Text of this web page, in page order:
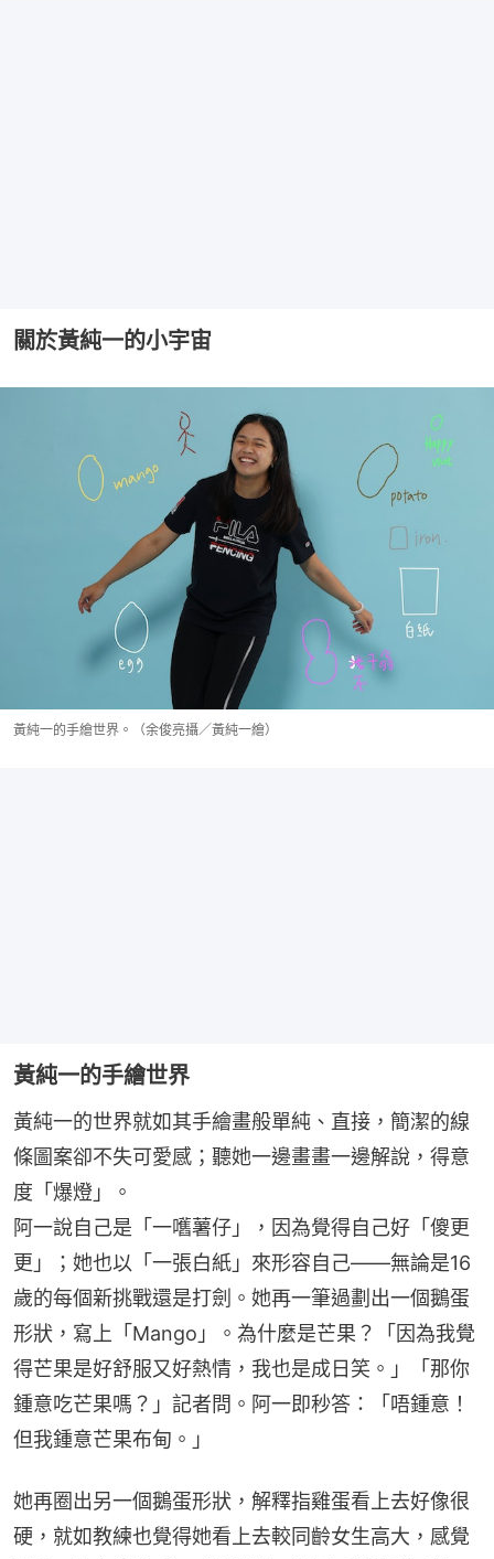
關於黃純一的小宇宙
黃純一的手繪世界。（余俊亮攝／黃純一繪）
黃純一的手繪世界
黃純一的世界就如其手繪畫般單純、直接，簡潔的線
條圖案卻不失可愛感；聽她一邊畫畫一邊解說，得意
度「爆燈」。
阿一說自己是「一嚿薯仔」，因為覺得自己好「傻更
更」；她也以「一張白紙」來形容自己——無論是16
歲的每個新挑戰還是打劍。她再一筆過劃出一個鵝蛋
形狀，寫上「Mango」。為什麼是芒果？「因為我覺
得芒果是好舒服又好熱情，我也是成日笑。」「那你
鍾意吃芒果嗎？」記者問。阿一即秒答：「唔鍾意！
但我鍾意芒果布甸。」
她再圈出另一個鵝蛋形狀，解釋指雞蛋看上去好像很
硬，就如教練也覺得她看上去較同齡女生高大，感覺